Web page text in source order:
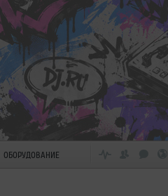
ОБОРУДОВАНИЕ